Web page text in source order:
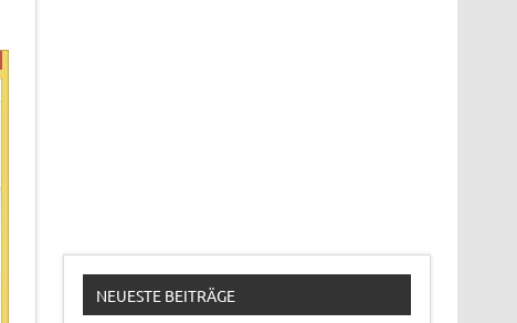
NEUESTE BEITRÄGE